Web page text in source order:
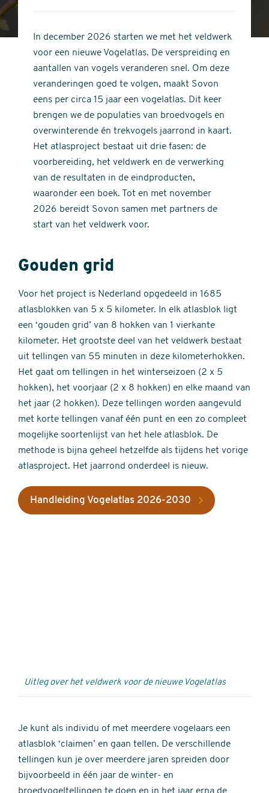
stars
of
stars
In december 2026 starten we met het veldwerk
voor een nieuwe Vogelatlas. De verspreiding en
aantallen van vogels veranderen snel. Om deze
veranderingen goed te volgen, maakt Sovon
eens per circa 15 jaar een vogelatlas. Dit keer
brengen we de populaties van broedvogels en
overwinterende én trekvogels jaarrond in kaart.
Het atlasproject bestaat uit drie fasen: de
voorbereiding, het veldwerk en de verwerking
van de resultaten in de eindproducten,
waaronder een boek. Tot en met november
2026 bereidt Sovon samen met partners de
start van het veldwerk voor.
Gouden grid
Voor het project is Nederland opgedeeld in 1685
atlasblokken van 5 x 5 kilometer. In elk atlasblok ligt
een ‘gouden grid’ van 8 hokken van 1 vierkante
kilometer. Het grootste deel van het veldwerk bestaat
uit tellingen van 55 minuten in deze kilometerhokken.
Het gaat om tellingen in het winterseizoen (2 x 5
hokken), het voorjaar (2 x 8 hokken) en elke maand van
het jaar (2 hokken). Deze tellingen worden aangevuld
met korte tellingen vanaf één punt en een zo compleet
mogelijke soortenlijst van het hele atlasblok. De
methode is bijna geheel hetzelfde als tijdens het vorige
atlasproject. Het jaarrond onderdeel is nieuw.
Handleiding Vogelatlas 2026-2030
Uitleg over het veldwerk voor de nieuwe Vogelatlas
Je kunt als individu of met meerdere vogelaars een
atlasblok ‘claimen’ en gaan tellen. De verschillende
tellingen kun je over meerdere jaren spreiden door
bijvoorbeeld in één jaar de winter- en